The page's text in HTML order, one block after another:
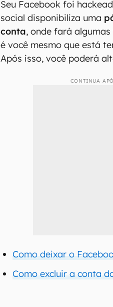
Seu Facebook foi
social disponibiliza uma
conta, onde fará
é você mesmo que está
Após isso, você poderá
CONTINUA
Como deixar o
Como excluir a conta